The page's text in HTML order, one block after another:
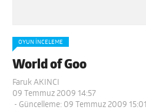
OYUN İNCELEME
World of Goo
Faruk AKINCI
09 Temmuz 2009 14:57
- Güncelleme: 09 Temmuz 2009 15:01